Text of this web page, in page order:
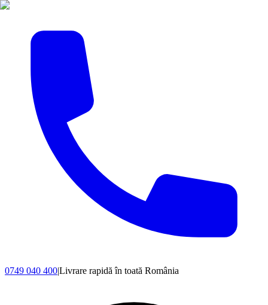
0749 040 400|Livrare rapidă în toată România